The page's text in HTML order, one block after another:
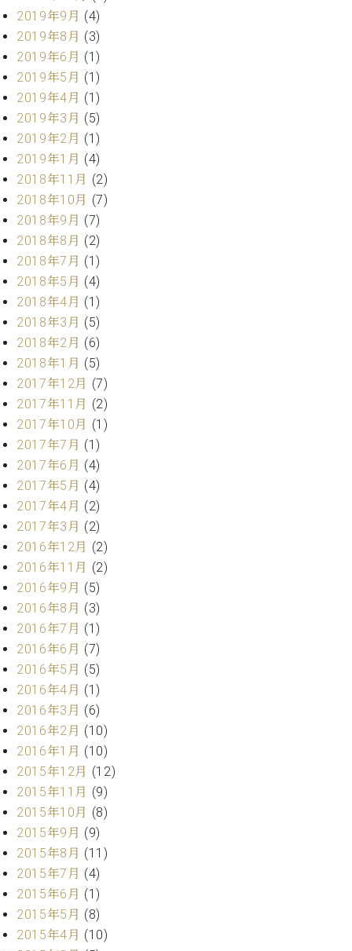
W.
ホ
フ
マ
ン
プ
ロ
フ
ェ
ッ
シ
ョ
ナ
ル
W.
ホ
フ
マ
ン
ト
ラ
デ
ィ
シ
ョ
ン
W.
ホ
フ
マ
ン
ヴ
ィ
ジ
ョ
ン
C.BECHSTEIN
Digital(ベ
ヒ
シ
ュ
タ
イ
ン
デ
ジ
タ
ル)
内
(PDF)
お
い
合
わ
せ
本
社
：
八
王
子
・
技
術
営
セ
ン
タ
ー
ス
ッ
フ
ご
挨
拶
技
者
紹
介
展示
情報
【ユ
ーロ
ピア
ノ特
選中
古】
イ
ン
ト
情
報
八
子
2019年9月 (4)
2019年8月 (3)
2019年6月 (1)
2019年5月 (1)
2019年4月 (1)
2019年3月 (5)
2019年2月 (1)
2019年1月 (4)
2018年11月 (2)
2018年10月 (7)
2018年9月 (7)
2018年8月 (2)
2018年7月 (1)
2018年5月 (4)
2018年4月 (1)
2018年3月 (5)
2018年2月 (6)
2018年1月 (5)
2017年12月 (7)
2017年11月 (2)
2017年10月 (1)
2017年7月 (1)
2017年6月 (4)
2017年5月 (4)
2017年4月 (2)
2017年3月 (2)
2016年12月 (2)
2016年11月 (2)
2016年9月 (5)
2016年8月 (3)
2016年7月 (1)
2016年6月 (7)
2016年5月 (5)
2016年4月 (1)
2016年3月 (6)
2016年2月 (10)
2016年1月 (10)
2015年12月 (12)
2015年11月 (9)
2015年10月 (8)
2015年9月 (9)
2015年8月 (11)
2015年7月 (4)
2015年6月 (1)
2015年5月 (8)
2015年4月 (10)